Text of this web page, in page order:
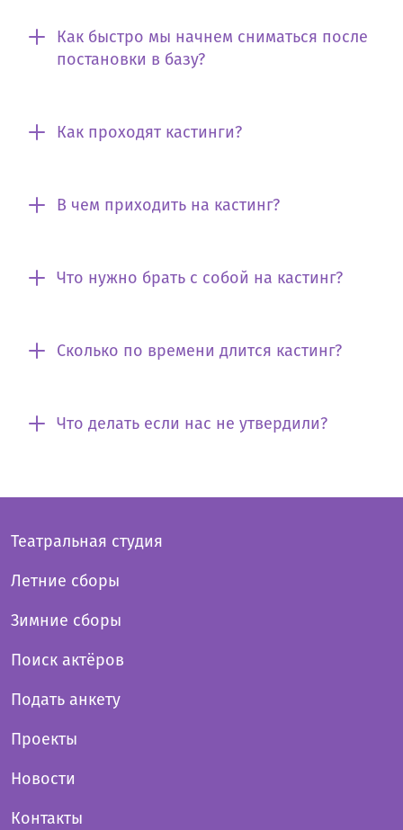
Как быстро мы начнем сниматься после
постановки в базу?
Как проходят кастинги?
В чем приходить на кастинг?
Что нужно брать с собой на кастинг?
Сколько по времени длится кастинг?
Что делать если нас не утвердили?
Театральная студия
Летние сборы
Зимние сборы
Поиск актёров
Подать анкету
Проекты
Новости
Контакты